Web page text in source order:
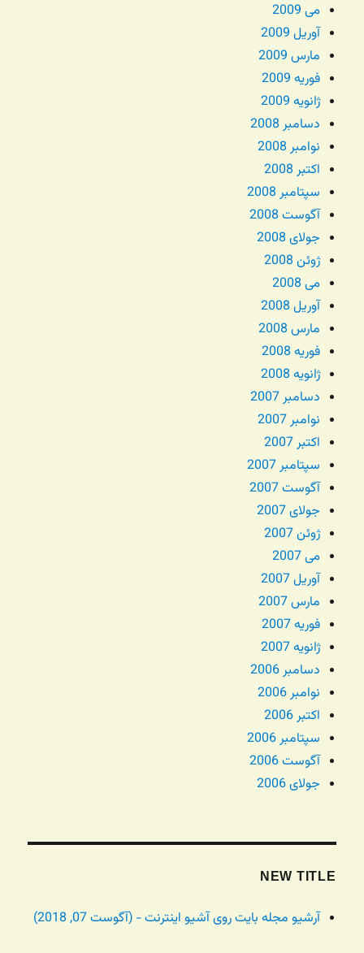
می 2009
آوریل 2009
مارس 2009
فوریه 2009
ژانویه 2009
دسامبر 2008
نوامبر 2008
اکتبر 2008
سپتامبر 2008
آگوست 2008
جولای 2008
ژوئن 2008
می 2008
آوریل 2008
مارس 2008
فوریه 2008
ژانویه 2008
دسامبر 2007
نوامبر 2007
اکتبر 2007
سپتامبر 2007
آگوست 2007
جولای 2007
ژوئن 2007
می 2007
آوریل 2007
مارس 2007
فوریه 2007
ژانویه 2007
دسامبر 2006
نوامبر 2006
اکتبر 2006
سپتامبر 2006
آگوست 2006
جولای 2006
NEW TITLE
آرشیو مجله بایت روی آشیو اینترنت - (آگوست 07, 2018)